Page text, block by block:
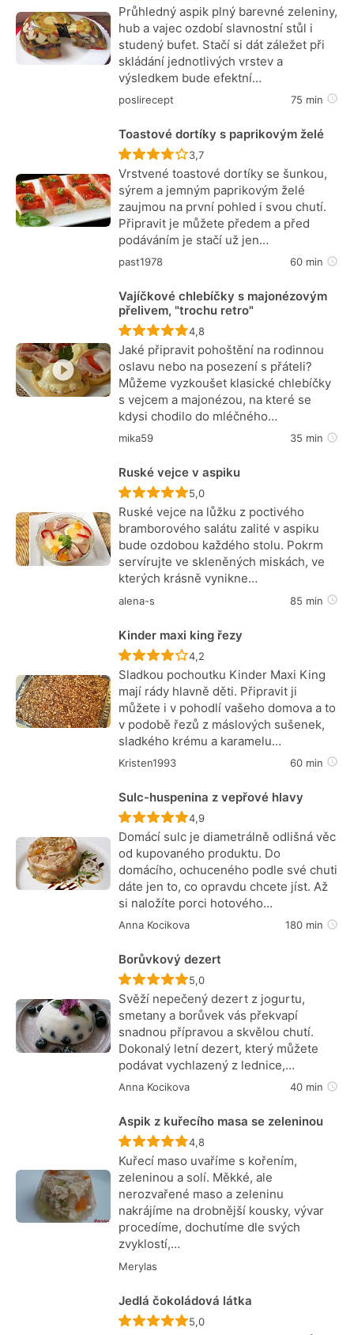
Průhledný aspik plný barevné zeleniny,
hub a vajec ozdobí slavnostní stůl i
studený bufet. Stačí si dát záležet při
skládání jednotlivých vrstev a
výsledkem bude efektní…
poslirecept 75 min
Toastové dortíky s paprikovým želé
Recept ještě nebyl hodnocen
3,7
Vrstvené toastové dortíky se šunkou,
sýrem a jemným paprikovým želé
zaujmou na první pohled i svou chutí.
Připravit je můžete předem a před
podáváním je stačí už jen…
past1978 60 min
Vajíčkové chlebíčky s majonézovým
přelivem, "trochu retro"
Recept ještě nebyl hodnocen
4,8
Jaké připravit pohoštění na rodinnou
oslavu nebo na posezení s přáteli?
Můžeme vyzkoušet klasické chlebíčky
s vejcem a majonézou, na které se
kdysi chodilo do mléčného…
mika59 35 min
Ruské vejce v aspiku
Recept ještě nebyl hodnocen
5,0
Ruské vejce na lůžku z poctivého
bramborového salátu zalité v aspiku
bude ozdobou každého stolu. Pokrm
servírujte ve skleněných miskách, ve
kterých krásně vynikne…
alena-s 85 min
Kinder maxi king řezy
Recept ještě nebyl hodnocen
4,2
Sladkou pochoutku Kinder Maxi King
mají rády hlavně děti. Připravit ji
můžete i v pohodlí vašeho domova a to
v podobě řezů z máslových sušenek,
sladkého krému a karamelu…
Kristen1993 60 min
Sulc-huspenina z vepřové hlavy
Recept ještě nebyl hodnocen
4,9
Domácí sulc je diametrálně odlišná věc
od kupovaného produktu. Do
domácího, ochuceného podle své chuti
dáte jen to, co opravdu chcete jíst. Až
si naložíte porci hotového…
Anna Kocikova 180 min
Borůvkový dezert
Recept ještě nebyl hodnocen
5,0
Svěží nepečený dezert z jogurtu,
smetany a borůvek vás překvapí
snadnou přípravou a skvělou chutí.
Dokonalý letní dezert, který můžete
podávat vychlazený z lednice,…
Anna Kocikova 40 min
Aspik z kuřecího masa se zeleninou
Recept ještě nebyl hodnocen
4,8
Kuřecí maso uvaříme s kořením,
zeleninou a solí. Měkké, ale
nerozvařené maso a zeleninu
nakrájíme na drobnější kousky, vývar
procedíme, dochutíme dle svých
zvyklostí,…
Merylas
Jedlá čokoládová látka
Recept ještě nebyl hodnocen
5,0